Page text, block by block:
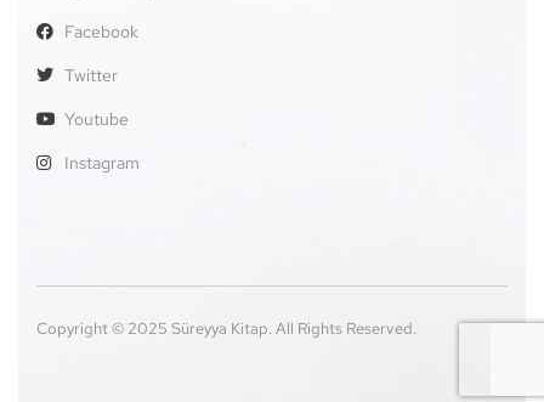
Facebook
Twitter
Youtube
Instagram
Copyright © 2025 Süreyya Kitap. All Rights Reserved.